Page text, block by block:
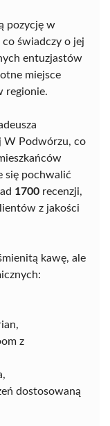
pozycję w
świadczy o jej
entuzjastów
miejsce
regionie.
W Podwórzu, co
się pochwalić
1700 recenzji,
z jakości
kawę, ale
z
dostosowaną